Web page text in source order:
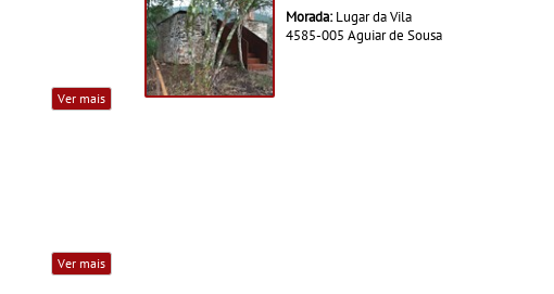
Ver mais
Morada: Lugar da Vila
4585-005 Aguiar de Sousa
Ver mais